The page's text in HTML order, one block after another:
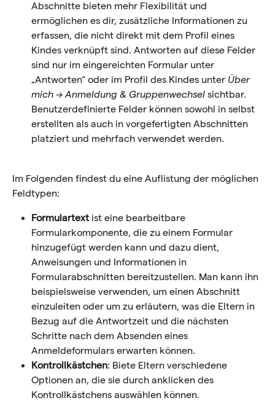
Abschnitte bieten mehr Flexibilität und
ermöglichen es dir, zusätzliche Informationen zu
erfassen, die nicht direkt mit dem Profil eines
Kindes verknüpft sind. Antworten auf diese Felder
sind nur im eingereichten Formular unter
„Antworten“ oder im Profil des Kindes unter Über
mich → Anmeldung & Gruppenwechsel sichtbar.
Benutzerdefinierte Felder können sowohl in selbst
erstellten als auch in vorgefertigten Abschnitten
platziert und mehrfach verwendet werden.
Im Folgenden findest du eine Auflistung der möglichen
Feldtypen:
Formulartext ist eine bearbeitbare
Formularkomponente, die zu einem Formular
hinzugefügt werden kann und dazu dient,
Anweisungen und Informationen in
Formularabschnitten bereitzustellen. Man kann ihn
beispielsweise verwenden, um einen Abschnitt
einzuleiten oder um zu erläutern, was die Eltern in
Bezug auf die Antwortzeit und die nächsten
Schritte nach dem Absenden eines
Anmeldeformulars erwarten können.
Kontrollkästchen: Biete Eltern verschiedene
Optionen an, die sie durch anklicken des
Kontrollkästchens auswählen können.